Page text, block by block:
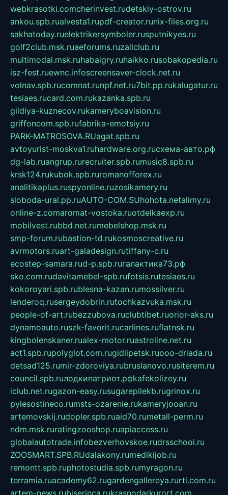
webkrasotki.comcherinvest.rudetskiy-ostrov.ru
ankou.spb.rualvesta1.rupdf-creator.runix-files.org.ru
sakhatoday.ruelektrikersymboler.rusputnikyes.ru
golf2club.msk.ruaeforums.ruzallclub.ru
multimodal.msk.ruhabaigry.ruhaikko.rusobakopedia.ru
isz-fest.ruewnc.infoscreensaver-clock.net.ru
volnav.spb.rucomnat.runpf.net.ru7bit.pp.rukalugatur.ru
tesiaes.rucard.com.rukazanka.spb.ru
gildiya-kuznecov.rukameryboavision.ru
griffoncom.spb.rufabrika-emotsiy.ru
PARK-MATROSOVA.RUagat.spb.ru
avtoyurist-moskva1.ruhardware.org.ruсхема-авто.рф
dg-lab.ruangrup.rurecruiter.spb.rumusic8.spb.ru
krsk124.rukubok.spb.ruromanofforex.ru
analitikaplus.ruspyonline.ruzosikamery.ru
sloboda-ural.pp.ruAUTO-COM.SUhohota.netalimy.ru
online-z.comaromat-vostoka.ruotdelkaexp.ru
mobilvest.rubbd.net.rumebelshop.msk.ru
smp-forum.rubastion-td.rukosmoscreative.ru
avrmotors.ruart-galadesign.rutiffany-c.ru
ecostep-samara.rud-p.spb.ruгалактика73.рф
sko.com.rudavitamebel-spb.rufotsis.rutesiaes.ru
kokoroyari.spb.rublesna-kazan.rumossilver.ru
lenderoq.rusergeydobrin.rutochkazvuka.msk.ru
people-of-art.rubezzubova.ruclubtibet.ruorior-aks.ru
dynamoauto.ruszk-favorit.rucarlines.ruflatnsk.ru
kingbolenskaner.rualex-motor.ruastroline.net.ru
act1.spb.rupolyglot.com.rugidlipetsk.ruooo-driada.ru
detsad125.rumir-zdoroviya.rubruslanovo.rusiterem.ru
council.spb.ruлодкипатриот.рфkafekolizey.ru
iclub.net.rugazon-easy.rusugarepilekb.rugrinox.ru
pylesostineco.rumsts-ozarenie.rukameryjooan.ru
artemovskij.rudopler.spb.ruaid70.rumetall-perm.ru
ndm.msk.ruratingzooshop.ruapiaccess.ru
globalautotrade.infobezverhovskoe.rudrsschool.ru
ZOOSMART.SPB.RUdalakony.rumedikijob.ru
remontt.spb.ruphotostudia.spb.rumyragon.ru
terramia.ruacademy62.rugardengallereya.rurti.com.ru